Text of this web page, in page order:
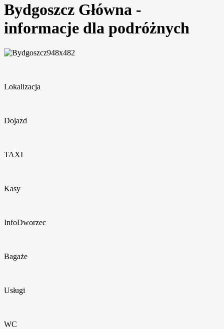
Bydgoszcz Główna -
informacje dla podróżnych
Lokalizacja
Dojazd
TAXI
Kasy
InfoDworzec
Bagaże
Usługi
WC